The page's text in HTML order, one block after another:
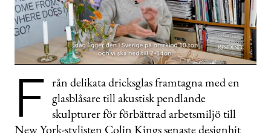
0
seconds
58
seconds
F rån delikata dricksglas framtagna med en
glasblåsare till akustisk pendlande
skulpturer för förbättrad arbetsmiljö till
New York-stylisten Colin Kings senaste designhit